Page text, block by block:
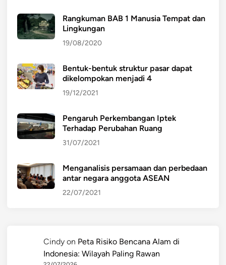
Rangkuman BAB 1 Manusia Tempat dan
Lingkungan
19/08/2020
Bentuk-bentuk struktur pasar dapat
dikelompokan menjadi 4
19/12/2021
Pengaruh Perkembangan Iptek
Terhadap Perubahan Ruang
31/07/2021
Menganalisis persamaan dan perbedaan
antar negara anggota ASEAN
22/07/2021
Cindy on Peta Risiko Bencana Alam di
Indonesia: Wilayah Paling Rawan